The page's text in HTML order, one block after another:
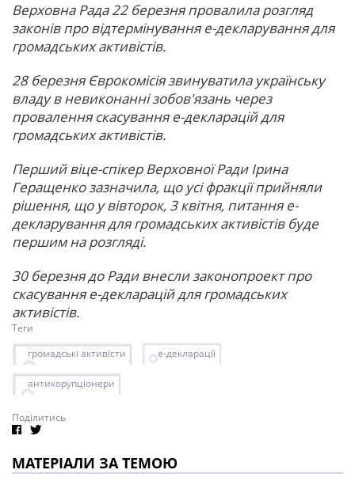
Верховна Рада 22 березня провалила розгляд
законів про відтермінування е-декларування для
громадських активістів.
28 березня Єврокомісія звинуватила українську
владу в невиконанні зобов'язань через
провалення скасування е-декларацій для
громадських активістів.
Перший віце-спікер Верховної Ради Ірина
Геращенко зазначила, що усі фракції прийняли
рішення, що у вівторок, 3 квітня, питання е-
декларування для громадських активістів буде
першим на розгляді.
30 березня до Ради внесли законопроект про
скасування е-декларацій для громадських
активістів.
Теги
громадські активісти
е-декларації
антикорупціонери
Поділитись
МАТЕРІАЛИ ЗА ТЕМОЮ